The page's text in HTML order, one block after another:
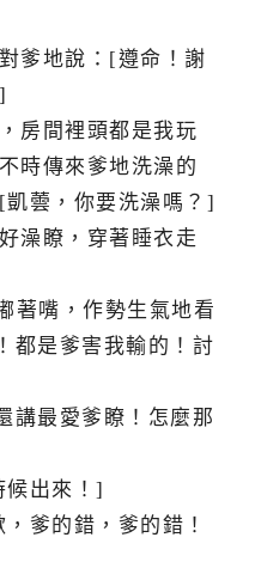
爹地說：[遵命！謝
房間裡頭都是我玩
時傳來爹地洗澡的
蕓，你要洗澡嗎？]
澡瞭，穿著睡衣走
著嘴，作勢生氣地看
都是爹害我輸的！討
講最愛爹瞭！怎麼那
候出來！]
爹的錯，爹的錯！